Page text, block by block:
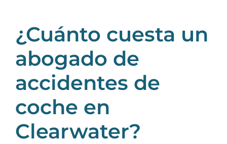
¿Cuánto cuesta un
abogado de
accidentes de
coche en
Clearwater?